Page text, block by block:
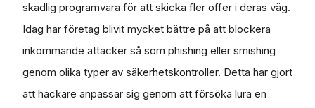
skadlig programvara för att skicka fler offer i deras väg.
Idag har företag blivit mycket bättre på att blockera
inkommande attacker så som phishing eller smishing
genom olika typer av säkerhetskontroller. Detta har gjort
att hackare anpassar sig genom att försöka lura en